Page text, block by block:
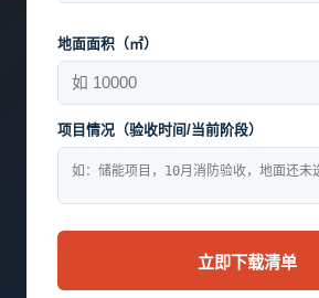
地面面积（㎡）
项目情况（验收时间/当前阶段）
立即下载清单